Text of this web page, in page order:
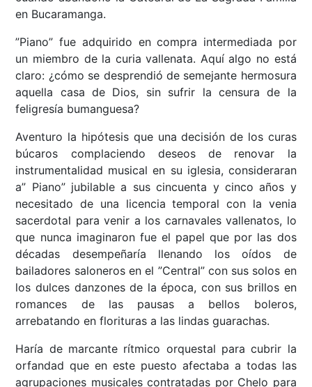
en Bucaramanga.
”Piano” fue adquirido en compra intermediada por
un miembro de la curia vallenata. Aquí algo no está
claro: ¿cómo se desprendió de semejante hermosura
aquella casa de Dios, sin sufrir la censura de la
feligresía bumanguesa?
Aventuro la hipótesis que una decisión de los curas
búcaros complaciendo deseos de renovar la
instrumentalidad musical en su iglesia, consideraran
a” Piano” jubilable a sus cincuenta y cinco años y
necesitado de una licencia temporal con la venia
sacerdotal para venir a los carnavales vallenatos, lo
que nunca imaginaron fue el papel que por las dos
décadas desempeñaría llenando los oídos de
bailadores saloneros en el ”Central” con sus solos en
los dulces danzones de la época, con sus brillos en
romances de las pausas a bellos boleros,
arrebatando en florituras a las lindas guarachas.
Haría de marcante rítmico orquestal para cubrir la
orfandad que en este puesto afectaba a todas las
agrupaciones musicales contratadas por Chelo para